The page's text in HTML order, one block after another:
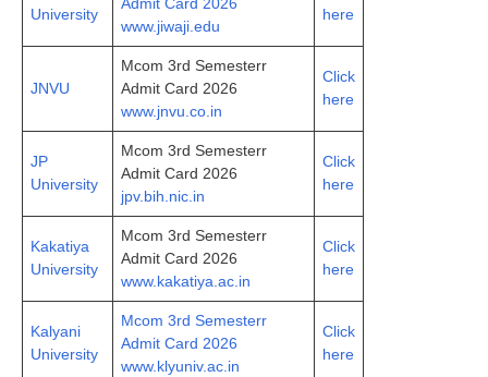
University
Admit Card 2026
www.jiwaji.edu
here
JNVU
Mcom 3rd Semesterr
Admit Card 2026
www.jnvu.co.in
Click
here
JP
University
Mcom 3rd Semesterr
Admit Card 2026
jpv.bih.nic.in
Click
here
Kakatiya
University
Mcom 3rd Semesterr
Admit Card 2026
www.kakatiya.ac.in
Click
here
Kalyani
University
Mcom 3rd Semesterr
Admit Card 2026
www.klyuniv.ac.in
Click
here